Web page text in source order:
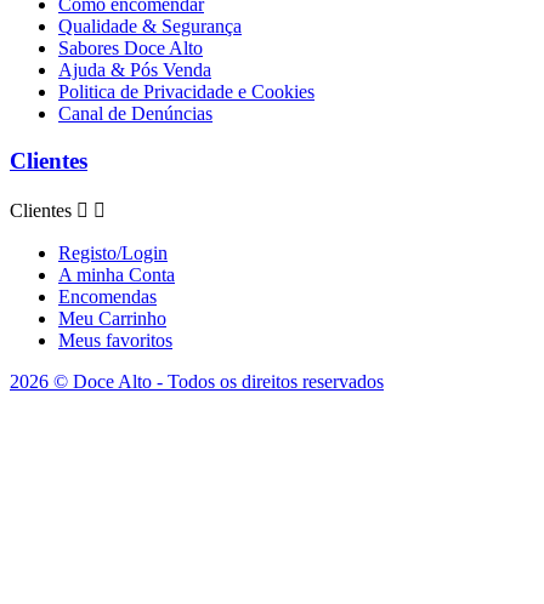
Como encomendar
Qualidade & Segurança
Sabores Doce Alto
Ajuda & Pós Venda
Politica de Privacidade e Cookies
Canal de Denúncias
Clientes
Clientes  
Registo/Login
A minha Conta
Encomendas
Meu Carrinho
Meus favoritos
2026 © Doce Alto - Todos os direitos reservados